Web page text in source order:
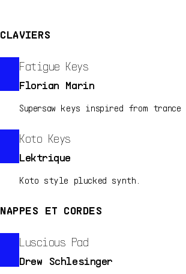
CLAVIERS
Fatigue Keys
Florian Marin
Supersaw keys inspired from trance
Koto Keys
Lektrique
Koto style plucked synth.
NAPPES ET CORDES
Luscious Pad
Drew Schlesinger